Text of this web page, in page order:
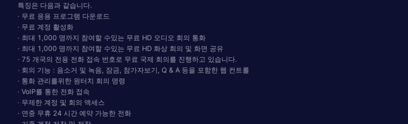
특징은 다음과 같습니다.
· 무료 응용 프로그램 다운로드
· 무료 계정 활성화
· 최대 1,000 명까지 참여할 수있는 무료 HD 오디오 회의 통화
· 최대 1,000 명까지 참여할 수있는 무료 HD 화상 회의 및 화면 공유
· 75 개국의 전용 전화 접속 번호로 무료 국제 회의를 진행하고 있습니다.
· 회의 기능 : 음소거 및 녹음, 잠금, 참가자보기, Q & A 등을 포함한 웹 컨트롤
· 통화 관리를위한 원터치 회의 명령
· VoIP를 통한 전화 접속
· 무제한 계정 및 회의 액세스
· 연중 무휴 24 시간 예약 가능한 전화